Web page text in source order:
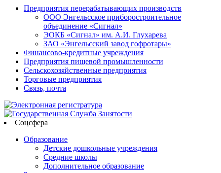
Предприятия перерабатывающих производств
ООО Энгельсское приборостроительное
объединение «Сигнал»
ЭОКБ «Сигнал» им. А.И. Глухарева
ЗАО «Энгельсский завод гофротары»
Финансово-кредитные учреждения
Предприятия пищевой промышленности
Сельскохозяйственные предприятия
Торговые предприятия
Связь, почта
Соцсфера
Образование
Детские дошкольные учреждения
Средние школы
Дополнительное образование